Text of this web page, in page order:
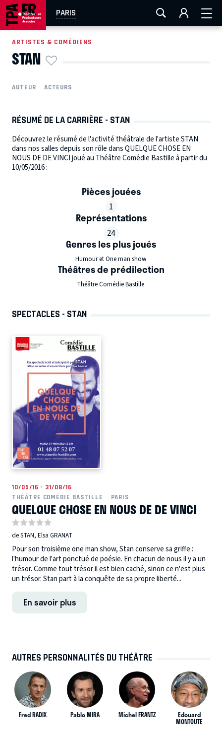
PARIS
AIX-MARSEILLE LA ROCHELLE
EN TOURNÉE
ARTISTES & COMÉDIENS
STAN
AUTEUR ACTEURS
RÉSUMÉ DE LA CARRIÈRE - STAN
Découvrez le résumé de l'activité théâtrale de l'artiste STAN
dans nos salles depuis son rôle dans QUELQUE CHOSE EN
NOUS DE DE VINCI joué au Théâtre Comédie Bastille à partir du
10/05/2016 :
Pièces jouées
1
Représentations
24
Genres les plus joués
Humour et One man show
Théâtres de prédilection
Théâtre Comédie Bastille
SPECTACLES - STAN
10/05/16 - 31/08/16
THÉÂTRE COMÉDIE BASTILLE
PARIS
QUELQUE CHOSE EN NOUS DE DE VINCI
de STAN, Elsa GRANAT
Pour son troisième one man show, Stan conserve sa griffe :
l'humour de l'art ponctué de poésie. En chacun de nous il y a un
trésor. Comme tout trésor il est bien caché, sinon ce n'est plus
un trésor. Stan part à la conquête de sa propre liberté...
En savoir plus
AUTRES PERSONNALITÉS DU THÉÂTRE
Fred RADIX Pablo MIRA Michel FRANTZ Edouard
MONTOUTE